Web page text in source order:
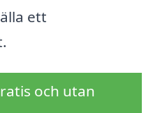
ett
och utan